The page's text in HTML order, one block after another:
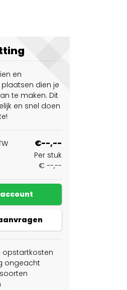
en
dien je
te maken. Dit
en snel doen
€--,--
Per stuk
€ --,--
opstartkosten
ongeacht